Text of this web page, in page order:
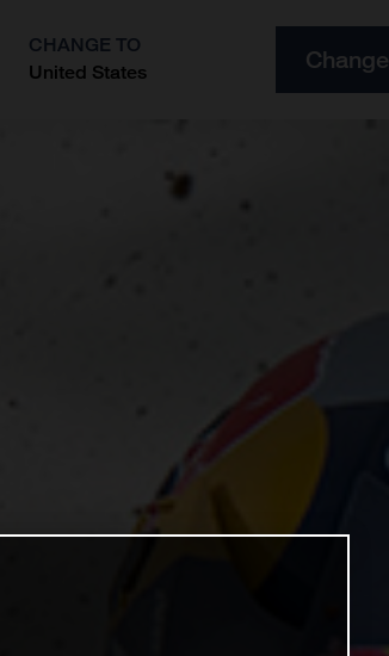
CHANGE TO
United States
Change